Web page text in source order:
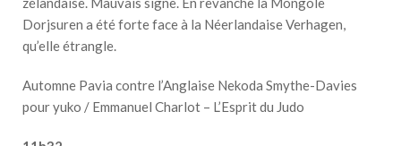
Dorjsuren a été forte face à la Néerlandaise Verhagen,
qu’elle étrangle.
Automne Pavia contre l’Anglaise Nekoda Smythe-Davies
pour yuko / Emmanuel Charlot – L’Esprit du Judo